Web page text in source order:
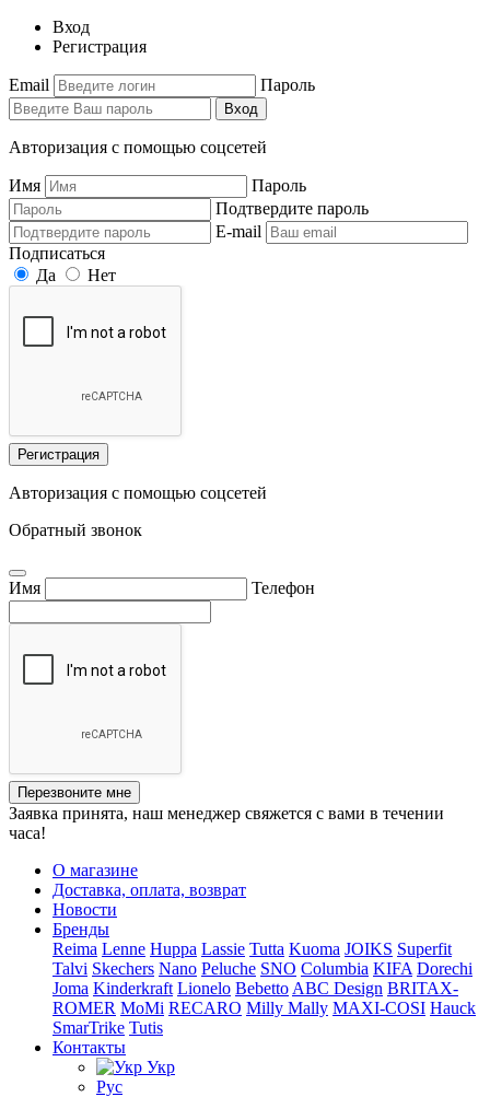
Вход
Регистрация
Email Пароль
Вход
Авторизация с помощью соцсетей
Имя
Пароль
Подтвердите пароль
E-mail
Подписаться
Да
Нет
Регистрация
Авторизация с помощью соцсетей
Обратный звонок
Имя Телефон
Перезвоните мне
Заявка принята, наш менеджер свяжется с вами в течении
часа!
О магазине
Доставка, оплата, возврат
Новости
Бренды
Reima Lenne Huppa Lassie Tutta Kuoma JOIKS Superfit
Talvi Skechers Nano Peluche SNO Columbia KIFA Dorechi
Joma Kinderkraft Lionelo Bebetto ABC Design BRITAX-
ROMER MoMi RECARO Milly Mally MAXI-COSI Hauck
SmarTrike Tutis
Контакты
Укр
Рус